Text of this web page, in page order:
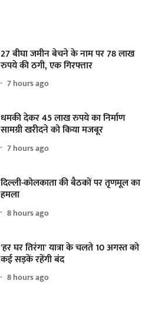
27 बीघा जमीन बेचने के नाम पर 78 लाख
रुपये की ठगी, एक गिरफ्तार
7 hours ago
धमकी देकर 45 लाख रुपये का निर्माण
सामग्री खरीदने को किया मजबूर
7 hours ago
दिल्ली-कोलकाता की बैठकों पर तृणमूल का
हमला
8 hours ago
'हर घर तिरंगा' यात्रा के चलते 10 अगस्त को
कई सड़कें रहेंगी बंद
8 hours ago